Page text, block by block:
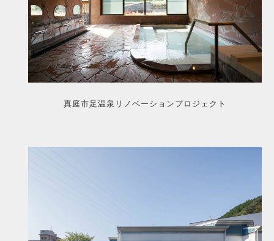
真庭市足温泉リノベーションプロジェクト